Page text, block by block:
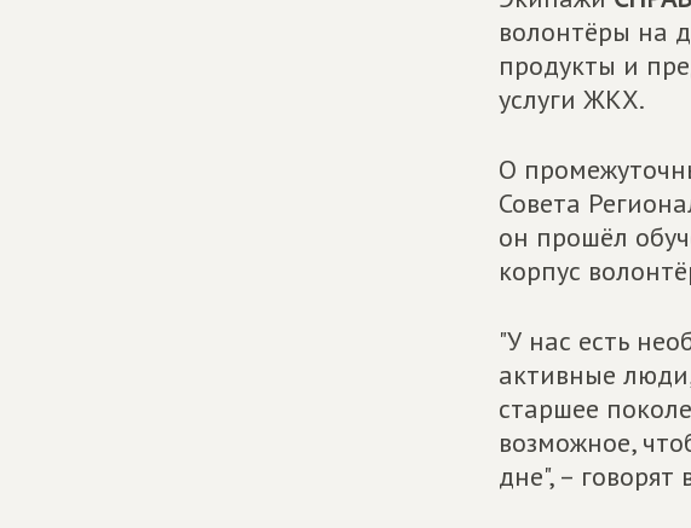
волонтёры на
продукты и
услуги ЖКХ.
О
Совета
он прошёл
корпус
"У нас есть
активные
старшее
возможное,
дне", – говорят